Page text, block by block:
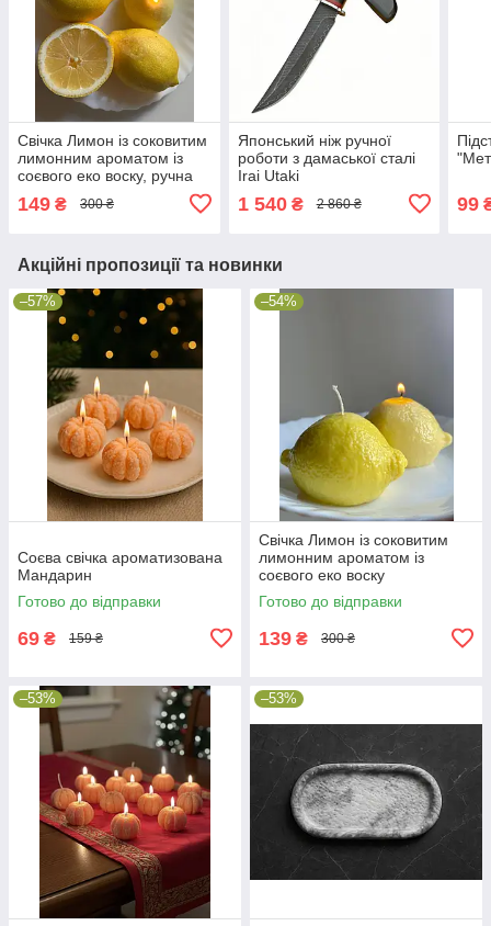
Свічка Лимон із соковитим
лимонним ароматом із
соєвого еко воску, ручна
149 ₴ 300 ₴
Японський ніж ручної
роботи з дамаської сталі
Irai Utaki
1 540₴ 2 860 ₴ 99
Акційні пропозиції та новинки
–57%
Соєва свічка ароматизована
Мандарин
Готово до відправки
69 ₴ 159 ₴
–54%
Свічка Лимон із соковитим
лимонним ароматом із
соєвого еко воску
Готово до відправки
139 ₴ 300 ₴
–53% –53%